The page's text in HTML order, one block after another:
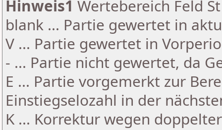
Hinweis1 Wertebereich Feld
blank ... Partie gewertet in
V ... Partie gewertet in
- ... Partie nicht gewertet, da
E ... Partie vorgemerkt zur
Einstiegselozahl in der
K ... Korrektur wegen